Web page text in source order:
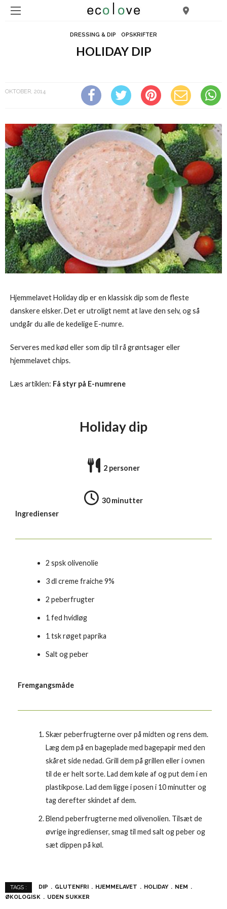
DRESSING & DIP OPSKRIFTER
HOLIDAY DIP
OKTOBER, 2014
Hjemmelavet Holiday dip er en klassisk dip som de fleste
danskere elsker. Det er utroligt nemt at lave den selv, og så
undgår du alle de kedelige E-numre.
Serveres med kød eller som dip til rå grøntsager eller
hjemmelavet chips.
Læs artiklen: Få styr på E-numrene
Holiday dip
2 personer
30 minutter
Ingredienser
2 spsk olivenolie
3 dl creme fraiche 9%
2 peberfrugter
1 fed hvidløg
1 tsk røget paprika
Salt og peber
Fremgangsmåde
Skær peberfrugterne over på midten og rens dem.
Læg dem på en bageplade med bagepapir med den
skåret side nedad. Grill dem på grillen eller i ovnen
til de er helt sorte.Lad dem køle af og put dem i en
plastikpose. Lad dem ligge i posen i 10 minutter og
tag derefter skindet af dem.
Blend peberfrugterne med olivenolien. Tilsæt de
øvrige ingredienser, smag til med salt og peber og
sæt dippen på køl.
TAGS : DIP GLUTENFRI HJEMMELAVET HOLIDAY
NEM
ØKOLOGISK
UDEN SUKKER